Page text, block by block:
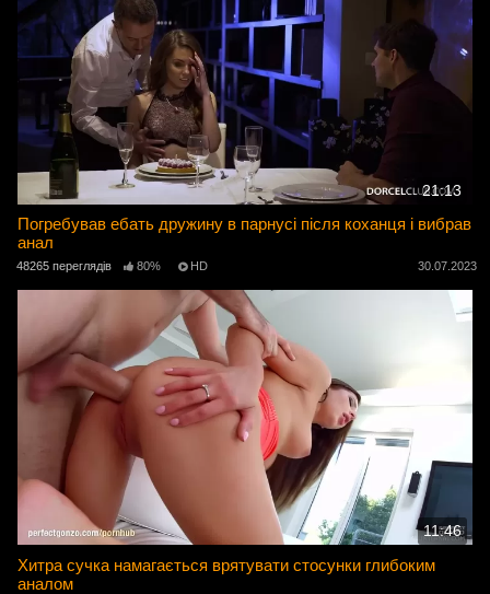
21:13
Погребував ебать дружину в парнусі після коханця і вибрав
анал
48265 переглядів 80% HD 30.07.2023
11:46
Хитра сучка намагається врятувати стосунки глибоким
аналом